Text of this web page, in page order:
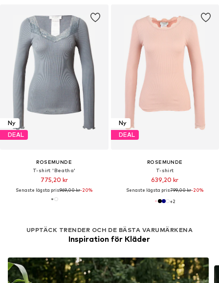
Ny
DEAL
ROSEMUNDE
T-shirt 'Beatha'
775,20 kr
Senaste lägsta pris:969,00 kr-20%
Ny
DEAL
ROSEMUNDE
T-shirt
639,20 kr
Senaste lägsta pris:799,00 kr-20%
+2
UPPTÄCK TRENDER OCH DE BÄSTA VARUMÄRKENA
Inspiration för Kläder